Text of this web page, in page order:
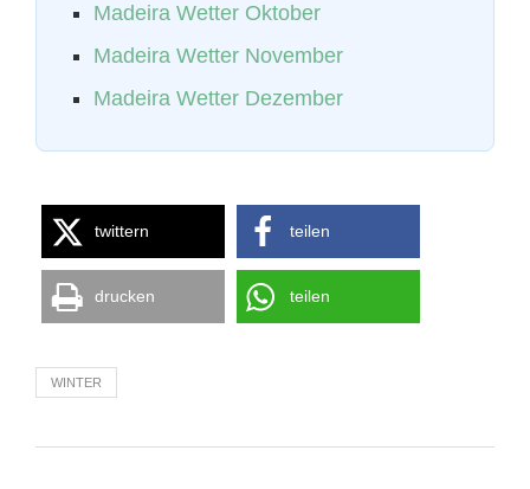
Madeira Wetter Oktober
Madeira Wetter November
Madeira Wetter Dezember
twittern teilen
drucken teilen
WINTER